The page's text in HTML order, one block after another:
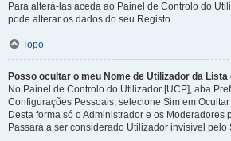
Para alterá-las aceda ao Painel de Controlo do
pode alterar os dados do seu Registo.
Topo
Posso ocultar o meu Nome de Utilizador da
No Painel de Controlo do Utilizador [UCP], aba
Configurações Pessoais, selecione Sim em
Desta forma só o Administrador e os Moderadores
Passará a ser considerado Utilizador invisível pelo